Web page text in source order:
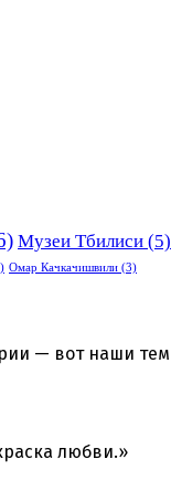
Музеи Тбилиси (5)
Омар Качкачишвили (3)
— вот наши
любви.»